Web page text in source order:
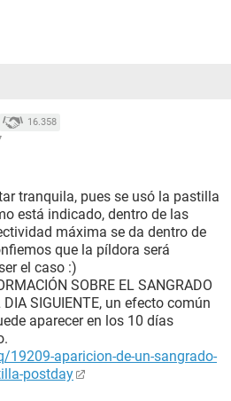
16.358
tranquila, pues se usó la pastilla
está indicado, dentro de las
máxima se da dentro de
que la píldora será
el caso :)
SOBRE EL SANGRADO
DIA SIGUIENTE, un efecto común
aparecer en los 10 días
aparicion-de-un-sangrado-
postday